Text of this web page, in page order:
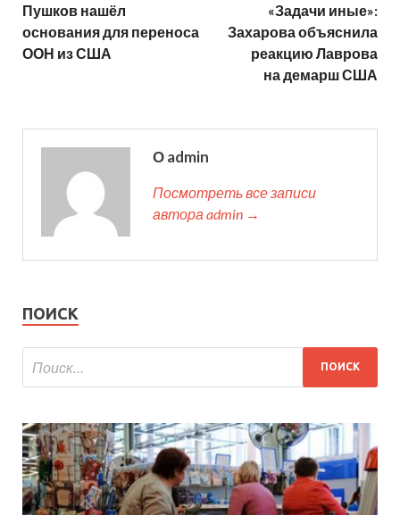
Пушков нашёл
основания для переноса
ООН из США
«Задачи иные»:
Захарова объяснила
реакцию Лаврова
на демарш США
О admin
Посмотреть все записи
автора admin →
ПОИСК